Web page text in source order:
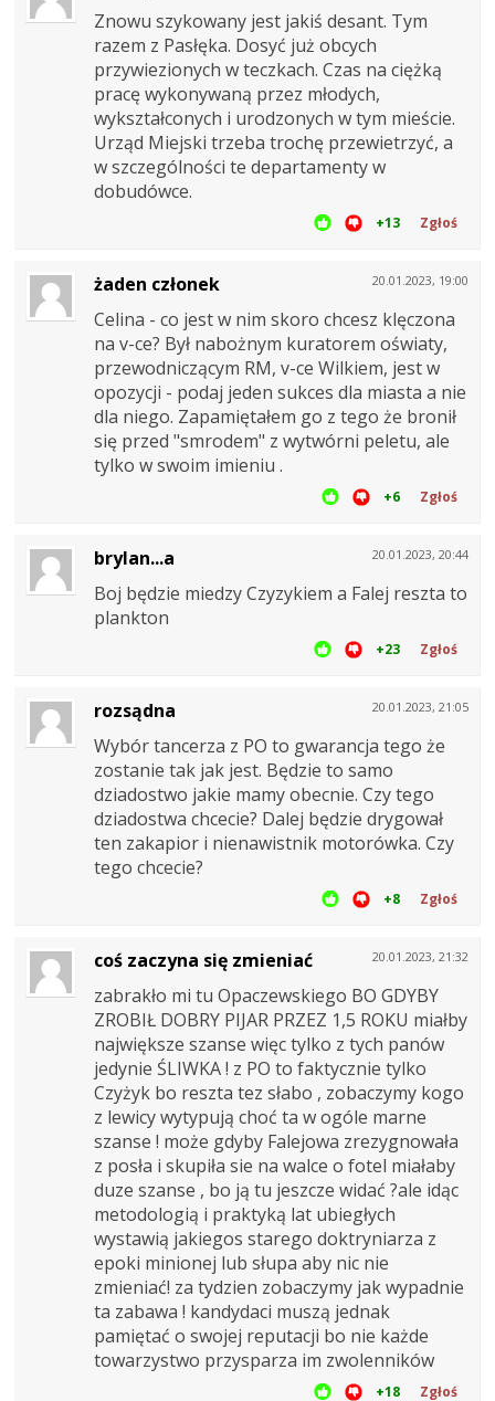
Znowu szykowany jest jakiś desant. Tym
razem z Pasłęka. Dosyć już obcych
przywiezionych w teczkach. Czas na ciężką
pracę wykonywaną przez młodych,
wykształconych i urodzonych w tym mieście.
Urząd Miejski trzeba trochę przewietrzyć, a
w szczególności te departamenty w
dobudówce.
+13 Zgłoś
20.01.2023, 19:00
żaden członek
Celina - co jest w nim skoro chcesz klęczona
na v-ce? Był nabożnym kuratorem oświaty,
przewodniczącym RM, v-ce Wilkiem, jest w
opozycji - podaj jeden sukces dla miasta a nie
dla niego. Zapamiętałem go z tego że bronił
się przed "smrodem" z wytwórni peletu, ale
tylko w swoim imieniu .
+6 Zgłoś
20.01.2023, 20:44
brylan...a
Boj będzie miedzy Czyzykiem a Falej reszta to
plankton
+23 Zgłoś
20.01.2023, 21:05
rozsądna
Wybór tancerza z PO to gwarancja tego że
zostanie tak jak jest. Będzie to samo
dziadostwo jakie mamy obecnie. Czy tego
dziadostwa chcecie? Dalej będzie drygował
ten zakapior i nienawistnik motorówka. Czy
tego chcecie?
+8 Zgłoś
20.01.2023, 21:32
coś zaczyna się zmieniać
zabrakło mi tu Opaczewskiego BO GDYBY
ZROBIŁ DOBRY PIJAR PRZEZ 1,5 ROKU miałby
największe szanse więc tylko z tych panów
jedynie ŚLIWKA ! z PO to faktycznie tylko
Czyżyk bo reszta tez słabo , zobaczymy kogo
z lewicy wytypują choć ta w ogóle marne
szanse ! może gdyby Falejowa zrezygnowała
z posła i skupiła sie na walce o fotel miałaby
duze szanse , bo ją tu jeszcze widać ?ale idąc
metodologią i praktyką lat ubiegłych
wystawią jakiegos starego doktryniarza z
epoki minionej lub słupa aby nic nie
zmieniać! za tydzien zobaczymy jak wypadnie
ta zabawa ! kandydaci muszą jednak
pamiętać o swojej reputacji bo nie każde
towarzystwo przysparza im zwolenników
+18 Zgłoś